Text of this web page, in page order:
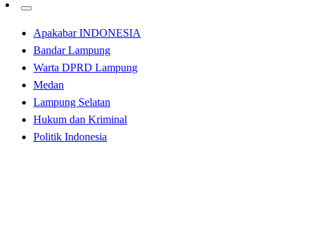
Apakabar INDONESIA
Bandar Lampung
Warta DPRD Lampung
Medan
Lampung Selatan
Hukum dan Kriminal
Politik Indonesia